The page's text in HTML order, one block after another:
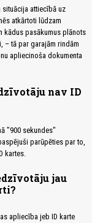
attiecībā uz
atkārtoti lūdzam
kādus pasākumus plānots
– tā par garajām rindām
apliecinoša dokumenta
nav ID
"900 sekundes"
parūpēties par to,
kartes.
jau
apliecība jeb ID karte